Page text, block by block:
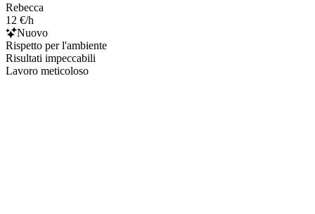
Rebecca
12 €/h
Nuovo
Rispetto per l'ambiente
Risultati impeccabili
Lavoro meticoloso